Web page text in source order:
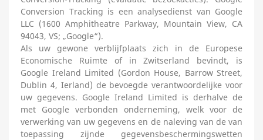
Conversion Tracking is een analysedienst van Google
LLC (1600 Amphitheatre Parkway, Mountain View, CA
94043, VS; „Google“).
Als uw gewone verblijfplaats zich in de Europese
Economische Ruimte of in Zwitserland bevindt, is
Google Ireland Limited (Gordon House, Barrow Street,
Dublin 4, Ierland) de bevoegde verantwoordelijke voor
uw gegevens. Google Ireland Limited is derhalve de
met Google verbonden onderneming, welk voor de
verwerking van uw gegevens en de naleving van de van
toepassing zijnde gegevensbeschermingswetten